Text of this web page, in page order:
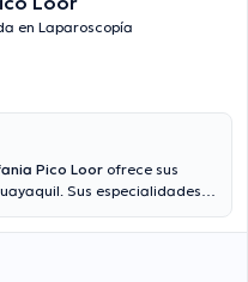
en Laparoscopía
Pico Loor ofrece sus
Sus especialidades
son aceptadas. Algunos
biliar.